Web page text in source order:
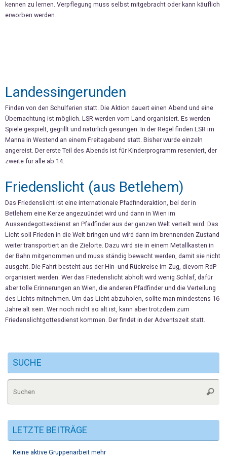
kennen zu lernen. Verpflegung muss selbst mitgebracht oder kann käuflich
erworben werden.
Landessingerunden
Finden von den Schulferien statt. Die Aktion dauert einen Abend und eine
Übernachtung ist möglich. LSR werden vom Land organisiert. Es werden
Spiele gespielt, gegrillt und natürlich gesungen. In der Regel finden LSR im
Manna in Westend an einem Freitagabend statt. Bisher wurde einzeln
angereist. Der erste Teil des Abends ist für Kinderprogramm reserviert, der
zweite für alle ab 14.
Friedenslicht (aus Betlehem)
Das Friedenslicht ist eine internationale Pfadfinderaktion, bei der in
Betlehem eine Kerze angezuündet wird und dann in Wien im
Aussendegottesdienst an Pfadfinder aus der ganzen Welt verteilt wird. Das
Licht soll Frieden in die Welt bringen und wird dann im brennenden Zustand
weiter transportiert an die Zielorte. Dazu wird sie in einem Metallkasten in
der Bahn mitgenommen und muss ständig bewacht werden, damit sie nicht
ausgeht. Die Fahrt besteht aus der Hin- und Rückreise im Zug, dievom RdP
organisiert werden. Wer das Friedenslicht abholt wird wenig Schlaf, dafür
aber tolle Erinnerungen an Wien, die anderen Pfadfinder und die Verteilung
des Lichts mitnehmen. Um das Licht abzuholen, sollte man mindestens 16
Jahre alt sein. Wer noch nicht so alt ist, kann aber trotzdem zum
Friedenslichtgottesdienst kommen. Der findet in der Adventszeit statt.
SUCHE
LETZTE BEITRÄGE
Keine aktive Gruppenarbeit mehr